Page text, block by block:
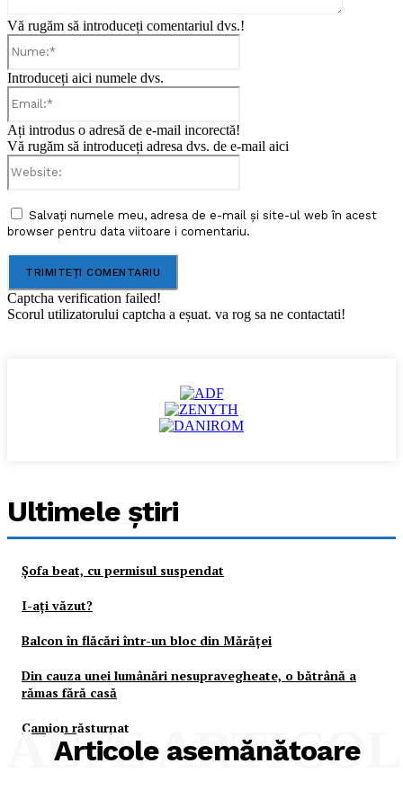
Vă rugăm să introduceți comentariul dvs.!
Introduceți aici numele dvs.
Ați introdus o adresă de e-mail incorectă!
Vă rugăm să introduceți adresa dvs. de e-mail aici
Salvați numele meu, adresa de e-mail și site-ul web în acest
browser pentru data viitoare i comentariu.
Captcha verification failed!
Scorul utilizatorului captcha a eșuat. va rog sa ne contactati!
Ultimele ştiri
Şofa beat, cu permisul suspendat
I-aţi văzut?
Balcon în flăcări într-un bloc din Mărăţei
Din cauza unei lumânări nesupravegheate, o bătrână a
rămas fără casă
Camion răsturnat
Articole asemănătoare
ALTE